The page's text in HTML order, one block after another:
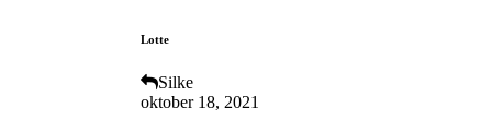
Lotte
Silke
oktober 18, 2021